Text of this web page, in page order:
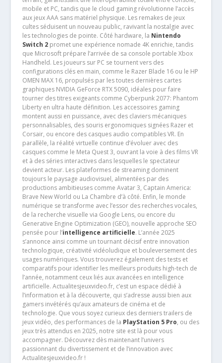
mobile et PC, tandis que le cloud gaming révolutionne l’accès
aux jeux AAA sans matériel physique. Les remakes de jeux
cultes séduisent un nouveau public, ravivant la nostalgie avec
les technologies de pointe. Côté hardware, la Nintendo
Switch 2promet une expérience nomade 4K enrichie, tandis
que Microsoft prépare l’arrivée de sa console portable Xbox
Handheld. Les joueurs sur PC se tournent vers des
configurations clés en main, comme le Razer Blade 16 ou le HP
OMEN MAX 16, propulsés par les toutes dernières cartes
graphiques NVIDIA GeForce RTX 5090, idéales pour faire
tourner des titres exigeants comme Cyberpunk 2077: Phantom
Liberty en ultra haute définition. Les accessoires gaming
montent aussi en puissance, avec des claviers mécaniques
personnalisables, des souris ergonomiques signées Razer et
Corsair, ou encore des casques audio compatibles VR. En
parallèle, la réalité virtuelle continue d’évoluer avec des
casques comme le Meta Quest 3, ouvrant la voie à des films VR
et à des séries interactives dans lesquelles le spectateur
devient acteur. Les plateformes de streaming dominent
toujours le paysage audiovisuel, alimentées par des
productions ambitieuses comme Avatar 3, Captain America:
Brave New World ou La Chambre d’à côté. Enfin, le monde
numérique se transforme avec l’essor des recherches vocales,
de la recherche visuelle via Google Lens, ou encore du
Generative Engine Optimization (GEO), nouvelle approche SEO
pensée pour l’intelligence artificielle. L’année 2025
s’annonce ainsi comme un tournant décisif entre innovation
technologique, créativité vidéoludique et bouleversement des
usages numériques. Vous trouverez également des tests et
comparatifs pour identifier les meilleurs produits high-tech de
l’année, notamment ceux liés aux avancées en intelligence
artificielle. Actualitesjeuxvideo.fr, c’est un espace dédié à
l’information et à la découverte, qui s’adresse aussi bien aux
gamers invétérés qu’aux amateurs de cinéma et de
technologie. Que vous soyez curieux des derniers trailers de
jeux vidéo, des performances de la PlayStation 5 Pro, ou des
jeux très attendus en 2025, notre site est là pour vous
accompagner. Découvrez dès maintenant l’univers
passionnant du divertissement et de l’innovation avec
Actualitesjeuxvideo.fr !